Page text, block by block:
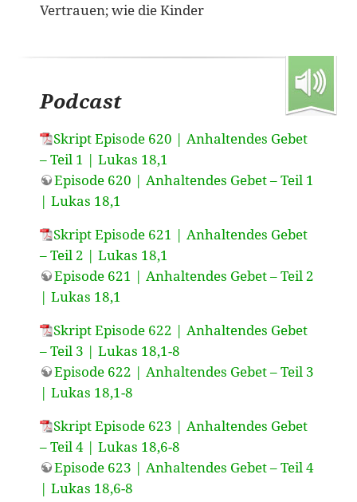
Vertrauen; wie die Kinder
Podcast
Skript Episode 620 | Anhaltendes Gebet
– Teil 1 | Lukas 18,1
Episode 620 | Anhaltendes Gebet – Teil 1
| Lukas 18,1
Skript Episode 621 | Anhaltendes Gebet
– Teil 2 | Lukas 18,1
Episode 621 | Anhaltendes Gebet – Teil 2
| Lukas 18,1
Skript Episode 622 | Anhaltendes Gebet
– Teil 3 | Lukas 18,1-8
Episode 622 | Anhaltendes Gebet – Teil 3
| Lukas 18,1-8
Skript Episode 623 | Anhaltendes Gebet
– Teil 4 | Lukas 18,6-8
Episode 623 | Anhaltendes Gebet – Teil 4
| Lukas 18,6-8